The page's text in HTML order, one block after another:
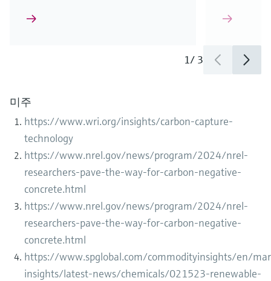
1/ 3
미주
https://www.wri.org/insights/carbon-capture-
technology
https://www.nrel.gov/news/program/2024/nrel-
researchers-pave-the-way-for-carbon-negative-
concrete.html
https://www.nrel.gov/news/program/2024/nrel-
researchers-pave-the-way-for-carbon-negative-
concrete.html
https://www.spglobal.com/commodityinsights/en/
insights/latest-news/chemicals/021523-renewable-